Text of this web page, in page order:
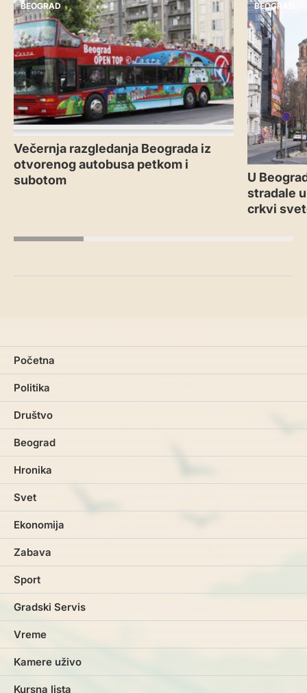
BEOGRAD
Večernja razgledanja Beograda iz
otvorenog autobusa petkom i
subotom
BEOGRAD
U
stradale
crkvi
Početna
Politika
Društvo
Beograd
Hronika
Svet
Ekonomija
Zabava
Sport
Gradski Servis
Vreme
Kamere uživo
Kursna lista